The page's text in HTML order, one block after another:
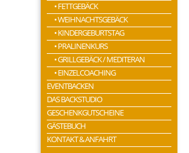
• FETTGEBÄCK
• WEIHNACHTSGEBÄCK
• KINDERGEBURTSTAG
• PRALINENKURS
• GRILLGEBÄCK / MEDITERAN
• EINZELCOACHING
EVENTBACKEN
DAS BACKSTUDIO
GESCHENKGUTSCHEINE
GÄSTEBUCH
KONTAKT & ANFAHRT